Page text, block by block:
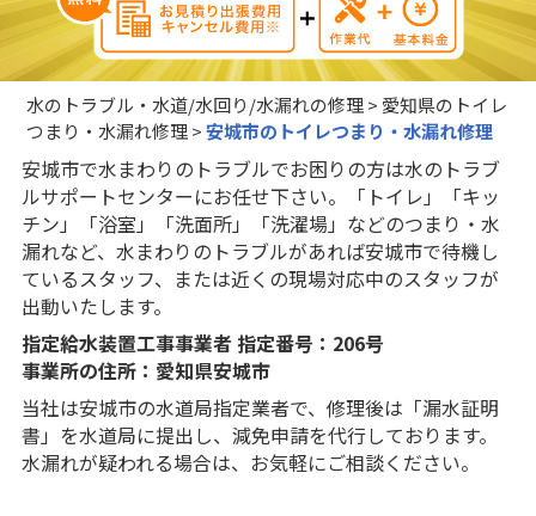
水のトラブル・水道/水回り/水漏れの修理> 愛知県のトイレ
つまり・水漏れ修理>安城市のトイレつまり・水漏れ修理
安城市で水まわりのトラブルでお困りの方は水のトラブ
ルサポートセンターにお任せ下さい。「トイレ」「キッ
チン」「浴室」「洗面所」「洗濯場」などのつまり・水
漏れなど、水まわりのトラブルがあれば安城市で待機し
ているスタッフ、または近くの現場対応中のスタッフが
出動いたします。
指定給水装置工事事業者 指定番号：206号
事業所の住所：愛知県安城市
当社は安城市の水道局指定業者で、修理後は「漏水証明
書」を水道局に提出し、減免申請を代行しております。
水漏れが疑われる場合は、お気軽にご相談ください。